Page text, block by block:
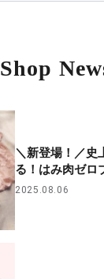
Shop
＼新登場！／史
る！はみ肉ゼロ
2025.08.06